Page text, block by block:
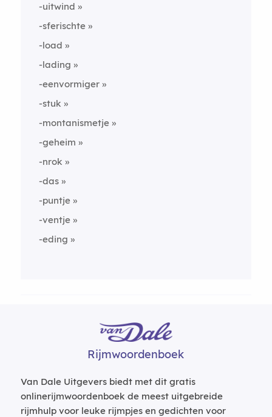
-uitwind
-sferischte
-load
-lading
-eenvormiger
-stuk
-montanismetje
-geheim
-nrok
-das
-puntje
-ventje
-eding
Rijmwoordenboek
Van Dale Uitgevers biedt met dit gratis
onlinerijmwoordenboek de meest uitgebreide
rijmhulp voor leuke rijmpjes en gedichten voor